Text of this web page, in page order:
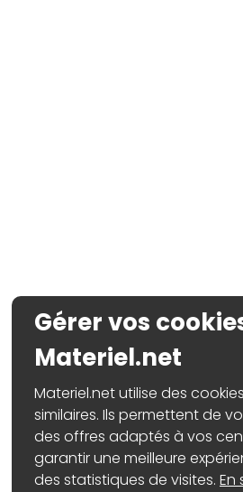
Gérer vos
Materiel.net
Materiel.net utilise des
similaires. Ils permettent de
des offres adaptés à vos
garantir une meilleure
des statistiques de visites.En